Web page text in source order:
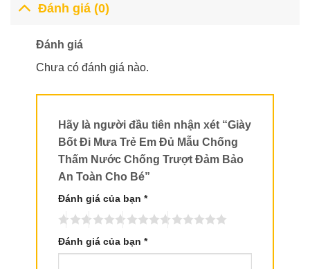
Đánh giá (0)
Đánh giá
Chưa có đánh giá nào.
Hãy là người đầu tiên nhận xét “Giày
Bốt Đi Mưa Trẻ Em Đủ Mẫu Chống
Thấm Nước Chống Trượt Đảm Bảo
An Toàn Cho Bé”
Đánh giá của bạn *
Đánh giá của bạn *